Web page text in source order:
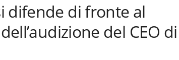
difende di fronte al
del CEO di